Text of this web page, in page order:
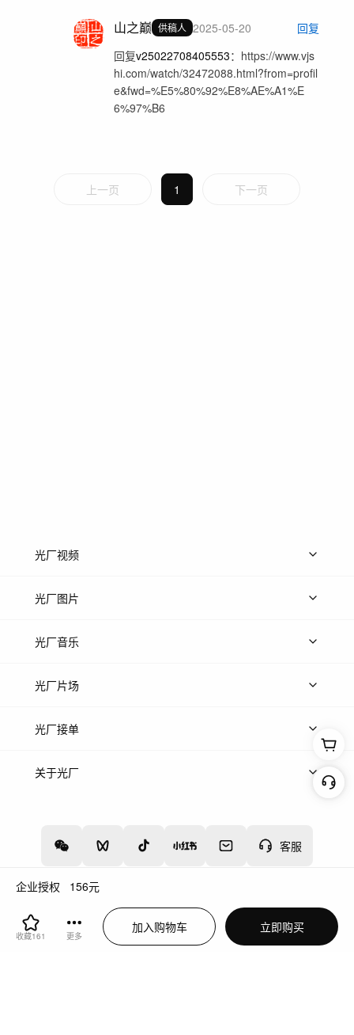
企业授权 156元
收藏161 更多
加入购物车 立即购买
山之巅 供稿人 2025-05-20
回复
回复v25022708405553： https://www.vjs
hi.com/watch/32472088.html?from=profil
e&fwd=%E5%80%92%E8%AE%A1%E
6%97%B6
上一页 1 下一页
客服
光厂视频
上传视频
光厂图片
上传图片
光厂音乐
热门音乐
光厂片场
上传案例
光厂接单
上架服务
关于光厂
增值电信业务经营许可证：川B2-20160192
蜀ICP备12020238号-4
川公网安备51019002000262 违法和不良信息举报中心